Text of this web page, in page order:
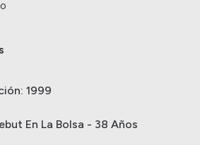
1999
En La Bolsa - 38 Años